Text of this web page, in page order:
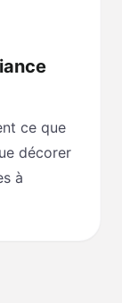
ce que
décorer
à